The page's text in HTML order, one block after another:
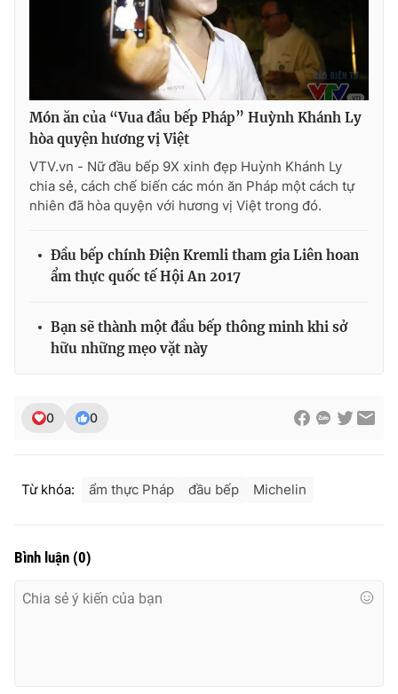
Ðiện thoại Thời báo VTV:024.66 897 897
toasoan@vtv.vn
Liên hệ quảng cáo:024-7300.7108
thuận bằng văn bản. Ghi rõ nguồn VTV.vn khi phát hành lại
thông tin từ website này.
Món ăn của “Vua đầu bếp Pháp” Huỳnh Khánh Ly
hòa quyện hương vị Việt
VTV.vn - Nữ đầu bếp 9X xinh đẹp Huỳnh Khánh Ly
chia sẻ, cách chế biến các món ăn Pháp một cách tự
nhiên đã hòa quyện với hương vị Việt trong đó.
Đầu bếp chính Điện Kremli tham gia Liên hoan
ẩm thực quốc tế Hội An 2017
Bạn sẽ thành một đầu bếp thông minh khi sở
hữu những mẹo vặt này
0 0
Từ khóa: ẩm thực Pháp đầu bếp Michelin
Bình luận (0)